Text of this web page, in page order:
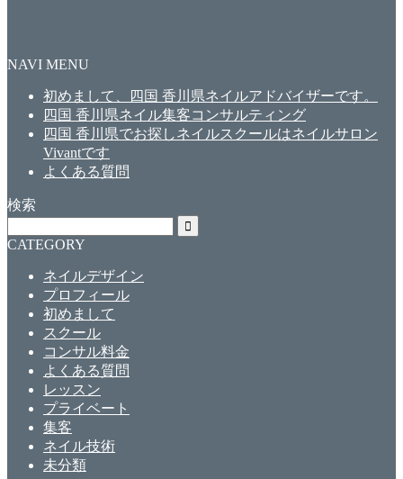
NAVI MENU
初めまして、四国 香川県ネイルアドバイザーです。
四国 香川県ネイル集客コンサルティング
四国 香川県でお探しネイルスクールはネイルサロン
Vivantです
よくある質問
検索
CATEGORY
ネイルデザイン
プロフィール
初めまして
スクール
コンサル料金
よくある質問
レッスン
プライベート
集客
ネイル技術
未分類